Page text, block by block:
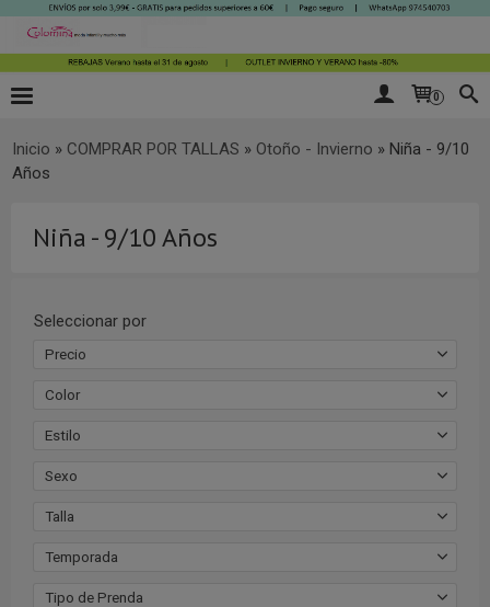
0
Inicio » COMPRAR POR TALLAS » Otoño - Invierno » Niña - 9/10
Años
Niña - 9/10 Años
Seleccionar por
Precio
Color
Estilo
Sexo
Talla
Temporada
Tipo de Prenda